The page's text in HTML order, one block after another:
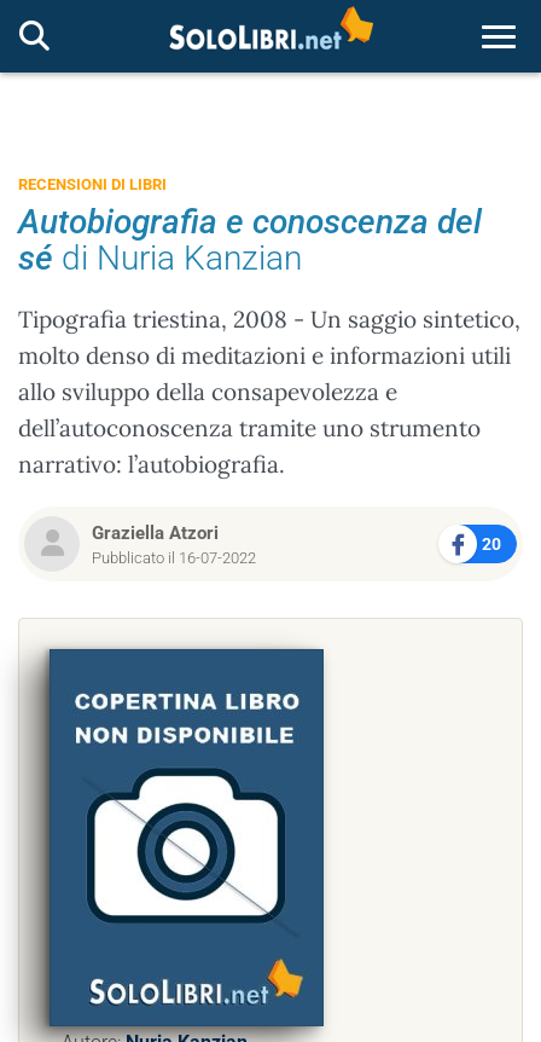
RECENSIONI DI LIBRI
Autobiografia e conoscenza del
sé di Nuria Kanzian
Tipografia triestina, 2008 - Un saggio sintetico,
molto denso di meditazioni e informazioni utili
allo sviluppo della consapevolezza e
dell’autoconoscenza tramite uno strumento
narrativo: l’autobiografia.
Graziella Atzori
Pubblicato il 16-07-2022
20